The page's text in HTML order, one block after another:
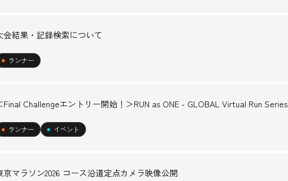
会結果・記録検索について
ランナー
Final Challengeエントリー開始！＞RUN as ONE - GLOBAL Virtual Run Series
ランナー イベント
京マラソン2026 コース沿道定点カメラ映像公開